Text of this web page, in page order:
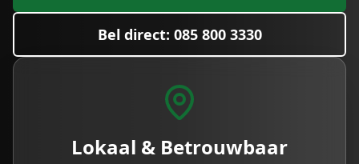
Bel direct: 085 800 3330
Lokaal & Betrouwbaar